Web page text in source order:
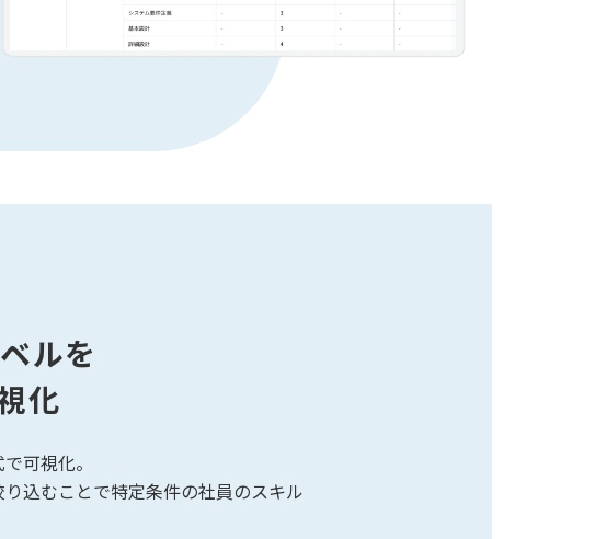
ルを
化
可視化。
込むことで特定条件の社員のスキル